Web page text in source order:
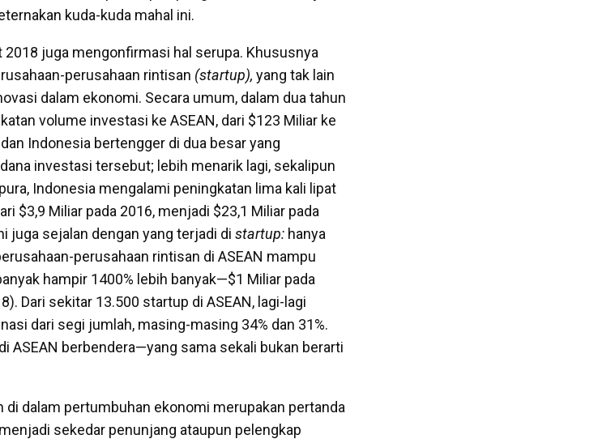
kuda-kuda mahal ini.
2018 juga mengonfirmasi hal serupa. Khususnya
perusahaan rintisan (startup), yang tak lain
dalam ekonomi. Secara umum, dalam dua tahun
volume investasi ke ASEAN, dari $123 Miliar ke
Indonesia bertengger di dua besar yang
investasi tersebut; lebih menarik lagi, sekalipun
Indonesia mengalami peningkatan lima kali lipat
$3,9 Miliar pada 2016, menjadi $23,1 Miliar pada
juga sejalan dengan yang terjadi di startup: hanya
perusahaan rintisan di ASEAN mampu
hampir 1400% lebih banyak—$1 Miliar pada
Dari sekitar 13.500 startup di ASEAN, lagi-lagi
dari segi jumlah, masing-masing 34% dan 31%.
ASEAN berbendera—yang sama sekali bukan berarti
di dalam pertumbuhan ekonomi merupakan pertanda
sekedar penunjang ataupun pelengkap